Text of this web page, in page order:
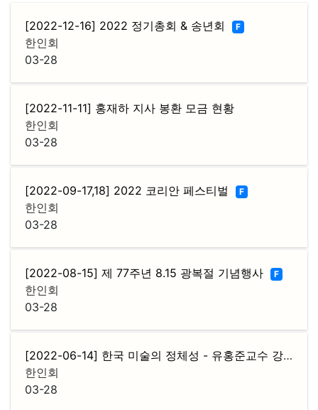
[2022-12-16] 2022 정기총회 & 송년회 F
한인회
03-28
[2022-11-11] 홍재하 지사 봉환 모금 현황
한인회
03-28
[2022-09-17,18] 2022 코리안 페스티벌 F
한인회
03-28
[2022-08-15] 제 77주년 8.15 광복절 기념행사 F
한인회
03-28
[2022-06-14] 한국 미술의 정체성 - 유홍준교수 강연
한인회
03-28